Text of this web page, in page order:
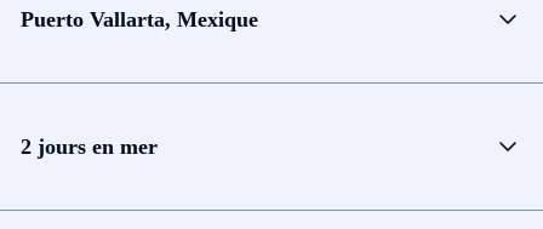
Puerto Vallarta, Mexique
2 jours en mer